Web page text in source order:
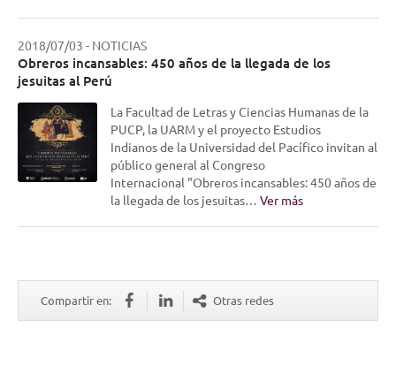
2018/07/03 - NOTICIAS
Obreros incansables: 450 años de la llegada de los
jesuitas al Perú
La Facultad de Letras y Ciencias Humanas de la
PUCP, la UARM y el proyecto Estudios
Indianos de la Universidad del Pacífico invitan al
público general al Congreso
Internacional "Obreros incansables: 450 años de
la llegada de los jesuitas… Ver más
Compartir en: Otras redes